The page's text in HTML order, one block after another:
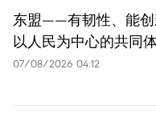
东盟——有韧性、能创
以人民为中心的共同
07/08/2026 04:12